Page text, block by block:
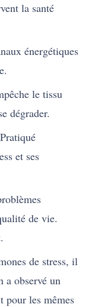
la santé
énergétiques
le tissu
dégrader.
et ses
de vie.
de stress, il
a observé un
pour les mêmes